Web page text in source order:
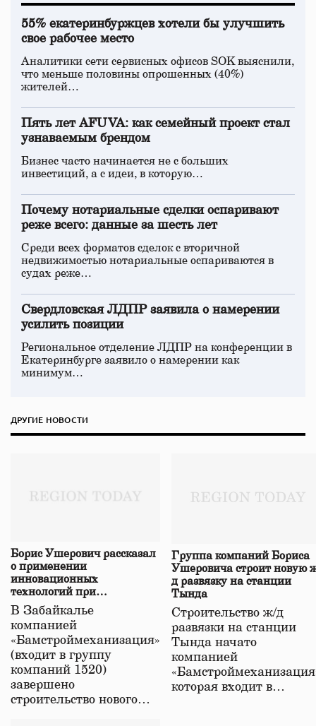
55% екатеринбуржцев хотели бы улучшить
свое рабочее место
Аналитики сети сервисных офисов SOK выяснили,
что меньше половины опрошенных (40%)
жителей…
Пять лет AFUVA: как семейный проект стал
узнаваемым брендом
Бизнес часто начинается не с больших
инвестиций, а с идеи, в которую…
Почему нотариальные сделки оспаривают
реже всего: данные за шесть лет
Среди всех форматов сделок с вторичной
недвижимостью нотариальные оспариваются в
судах реже…
Свердловская ЛДПР заявила о намерении
усилить позиции
Региональное отделение ЛДПР на конференции в
Екатеринбурге заявило о намерении как
минимум…
ДРУГИЕ НОВОСТИ
Борис Ушерович рассказал
о применении
инновационных
технологий при
строительстве нового моста
в Забайкалье
В Забайкалье
компанией
«Бамстроймеханизация»
(входит в группу
компаний 1520)
завершено
строительство нового…
Группа компаний Бориса
Ушеровича строит новую
д развязку на станции
Тында
Строительство ж/д
развязки на станции
Тында начато
компанией
которая входит в…